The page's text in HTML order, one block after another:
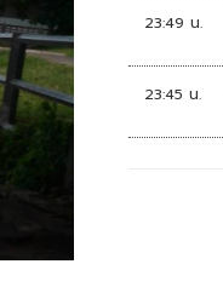
23:49 น.
23:45 น.